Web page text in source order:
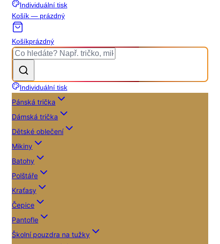
Individuální tisk
Košík — prázdný
Košíkprázdný
Individuální tisk
Pánská trička
Dámská trička
Dětské oblečení
Mikiny
Batohy
Polštáře
Kraťasy
Čepice
Pantofle
Školní pouzdra na tužky